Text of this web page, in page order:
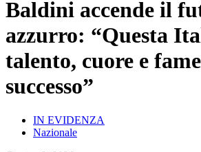
Baldini accende il
azzurro: “Questa
talento, cuore e
successo”
IN EVIDENZA
Nazionale